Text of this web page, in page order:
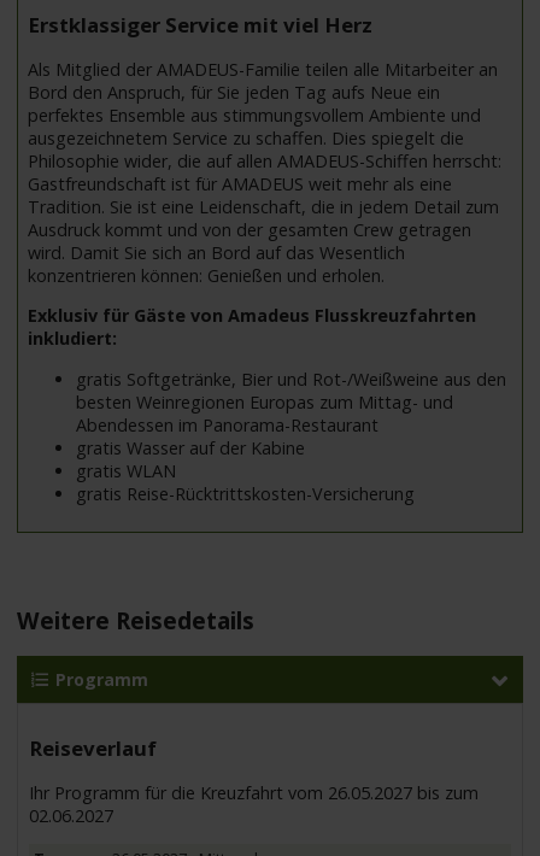
Erstklassiger Service mit viel Herz
Als Mitglied der AMADEUS-Familie teilen alle Mitarbeiter an
Bord den Anspruch, für Sie jeden Tag aufs Neue ein
perfektes Ensemble aus stimmungsvollem Ambiente und
ausgezeichnetem Service zu schaffen. Dies spiegelt die
Philosophie wider, die auf allen AMADEUS-Schiffen herrscht:
Gastfreundschaft ist für AMADEUS weit mehr als eine
Tradition. Sie ist eine Leidenschaft, die in jedem Detail zum
Ausdruck kommt und von der gesamten Crew getragen
wird. Damit Sie sich an Bord auf das Wesentlich
konzentrieren können: Genießen und erholen.
Exklusiv für Gäste von Amadeus Flusskreuzfahrten
inkludiert:
gratis Softgetränke, Bier und Rot-/Weißweine aus den
besten Weinregionen Europas zum Mittag- und
Abendessen im Panorama-Restaurant
gratis Wasser auf der Kabine
gratis WLAN
gratis Reise-Rücktrittskosten-Versicherung
Weitere Reisedetails
Programm
Reiseverlauf
Ihr Programm für die Kreuzfahrt vom 26.05.2027 bis zum
02.06.2027